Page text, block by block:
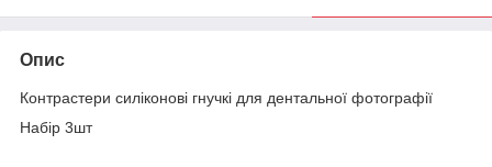
Опис
Контрастери силіконові гнучкі для дентальної фотографії
Набір 3шт